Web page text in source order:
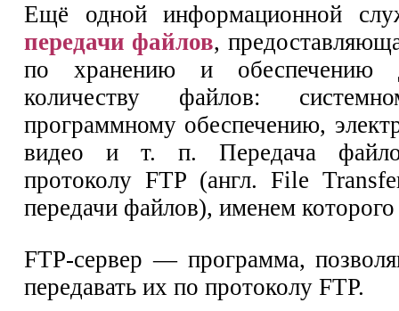
Ещё одной информационной
передачи файлов,
по хранению и обеспечению
количеству файлов:
программному обеспечению,
видео и т. п. Передача
протоколу FTP (англ. File
передачи файлов), именем
FTP-сервер — программа,
передавать их по протоколу FTP.